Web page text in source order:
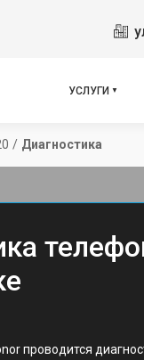
УСЛУГИ
/ Диагностика
проводится